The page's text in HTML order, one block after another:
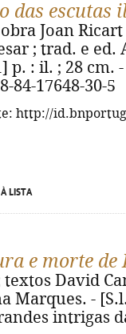
das escutas
Joan
; trad. e ed.
p. : il. ; 28
84-17648-30-5
http://
LISTA
e morte de
textos David
Marques. -
intrigas